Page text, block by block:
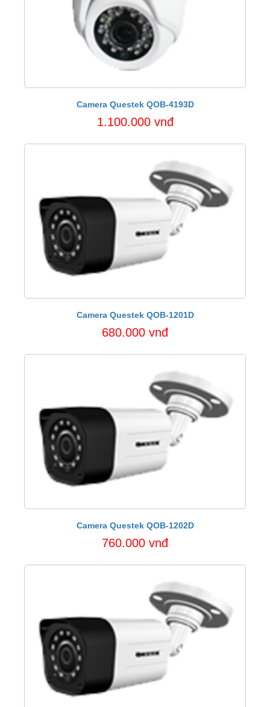
Camera Questek QOB-4193D
1.100.000 vnđ
Camera Questek QOB-1201D
680.000 vnđ
Camera Questek QOB-1202D
760.000 vnđ